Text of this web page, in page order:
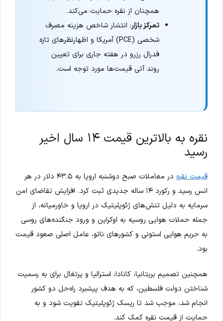
همچنان از نقره حمایت می‌کند.
تمرکز بازار: انتشار شاخص هزینه مصرف
شخصی (PCE) آمریکا و اظهارنظرهای تازه
فدرال رزرو در هفته جاری برای تعیین
روند آتی قیمت‌ها مورد توجه است.
نقره به بالاترین قیمت ۱۴ سال اخیر
رسید
قیمت نقره
در معاملات صبح دوشنبه اروپا به ۴۳.۵ دلار در هر
انس رسید و رکورد ۱۴ ساله جدیدی ثبت کرد. افزایش تقاضای امن
سرمایه به دلیل تنش‌های ژئوپلیتیک در اروپا و خاورمیانه، از
جمله حملات هوایی روسیه به اوکراین و ورود جنگنده‌های روسی
به حریم هوایی استونی و کشورهای ناتو، عامل اصلی صعود قیمت
بود.
همچنین تصمیم بریتانیا، کانادا، استرالیا و پرتغال برای به رسمیت
شناختن دولت فلسطین، که به هدف پیشبرد راه‌حل دو کشور
انجام شد، موجب شد تا ریسک ژئوپلیتیک تقویت شود و به
حمایت از قیمت نقره کمک کند.